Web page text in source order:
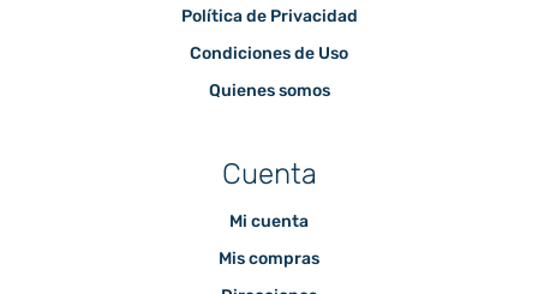
Política de Privacidad
Condiciones de Uso
Quienes somos
Cuenta
Mi cuenta
Mis compras